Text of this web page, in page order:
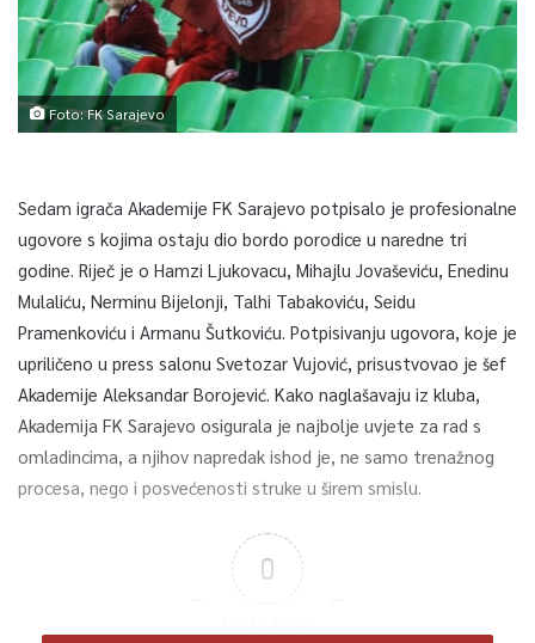
Foto: FK Sarajevo
Sedam igrača Akademije FK Sarajevo potpisalo je profesionalne
ugovore s kojima ostaju dio bordo porodice u naredne tri
godine. Riječ je o Hamzi Ljukovacu, Mihajlu Jovaševiću, Enedinu
Mulaliću, Nerminu Bijelonji, Talhi Tabakoviću, Seidu
Pramenkoviću i Armanu Šutkoviću. Potpisivanju ugovora, koje je
upriličeno u press salonu Svetozar Vujović, prisustvovao je šef
Akademije Aleksandar Borojević. Kako naglašavaju iz kluba,
Akademija FK Sarajevo osigurala je najbolje uvjete za rad s
omladincima, a njihov napredak ishod je, ne samo trenažnog
procesa, nego i posvećenosti struke u širem smislu.
0